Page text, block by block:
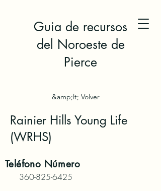
Guia de recursos
del Noroeste de
Pierce
&amp;lt; Volver
Rainier Hills Young Life
(WRHS)
Teléfono Número
360-825-6425